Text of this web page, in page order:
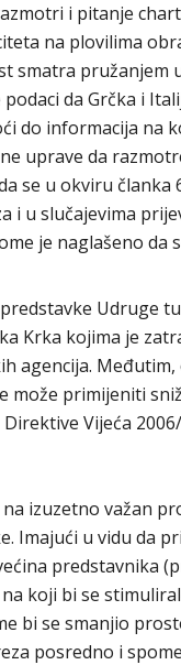
i pitanje
na plovilima
smatra pružanjem
da Grčka i
do informacija na
uprave da
se u okviru
i u slučajevima
je naglašeno
Udruge
Krka kojima je
agencija.
može primijeniti
Vijeća
izuzetno važan
Imajući u vidu da
predstavnika
koji bi se
bi se smanjio
posredno i